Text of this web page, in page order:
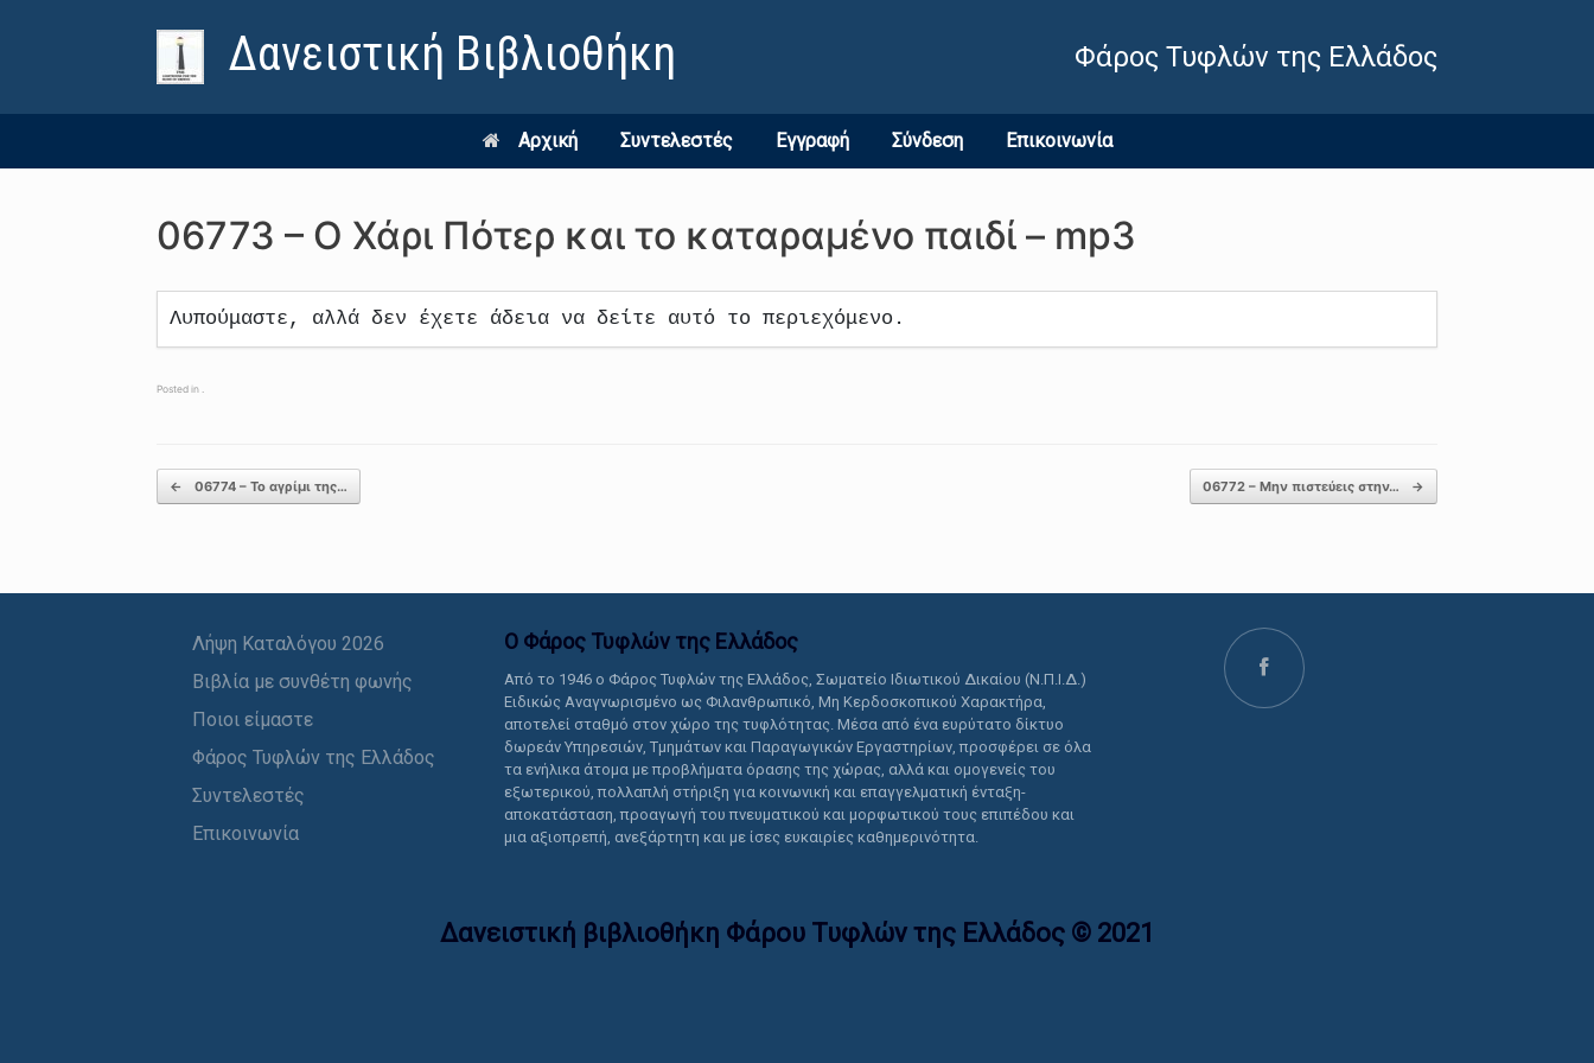
Δανειστική Βιβλιοθήκη Φάρος Τυφλών της Ελλάδος
Αρχική Συντελεστές Εγγραφή Σύνδεση Επικοινωνία
06773 – Ο Χάρι Πότερ και το καταραμένο παιδί – mp3
Λυπούμαστε, αλλά δεν έχετε άδεια να δείτε αυτό το περιεχόμενο.
Posted in .
Post navigation
← 06774 – Το αγρίμι της… 06772 – Μην πιστεύεις στην… →
Λήψη Καταλόγου 2026
Βιβλία με συνθέτη φωνής
Ποιοι είμαστε
Φάρος Τυφλών της Ελλάδος
Συντελεστές
Επικοινωνία
Ο Φάρος Τυφλών της Ελλάδoς
Από το 1946 ο Φάρος Τυφλών της Ελλάδος, Σωματείο Ιδιωτικού Δικαίου (Ν.Π.Ι.Δ.)
Ειδικώς Αναγνωρισμένο ως Φιλανθρωπικό, Μη Κερδοσκοπικού Χαρακτήρα,
αποτελεί σταθμό στον χώρο της τυφλότητας. Μέσα από ένα ευρύτατο δίκτυο
δωρεάν Υπηρεσιών, Τμημάτων και Παραγωγικών Εργαστηρίων, προσφέρει σε όλα
τα ενήλικα άτομα με προβλήματα όρασης της χώρας, αλλά και ομογενείς του
εξωτερικού, πολλαπλή στήριξη για κοινωνική και επαγγελματική ένταξη-
αποκατάσταση, προαγωγή του πνευματικού και μορφωτικού τους επιπέδου και
μια αξιοπρεπή, ανεξάρτητη και με ίσες ευκαιρίες καθημερινότητα.
Δανειστική βιβλιοθήκη Φάρου Τυφλών της Ελλάδoς © 2021